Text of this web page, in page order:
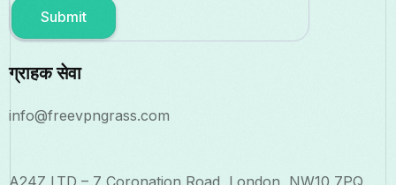
Submit
ग्राहक सेवा
info@freevpngrass.com